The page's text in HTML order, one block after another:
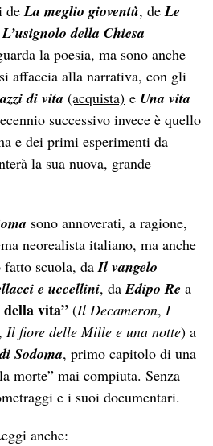
deLa meglio gioventù, deLe
L’usignolo della Chiesa
la poesia, ma sono anche
affaccia alla narrativa, con gli
di vita (acquista) e Una vita
successivo invece è quello
e dei primi esperimenti da
la sua nuova, grande
sono annoverati, a ragione,
neorealista italiano, ma anche
scuola, daIl vangelo
e uccellini, daEdipo Re a
vita” (Il Decameron,I
,Il fiore delle Mille e una notte) a
Sodoma, primo capitolo di una
morte” mai compiuta. Senza
e i suoi documentari.
anche: